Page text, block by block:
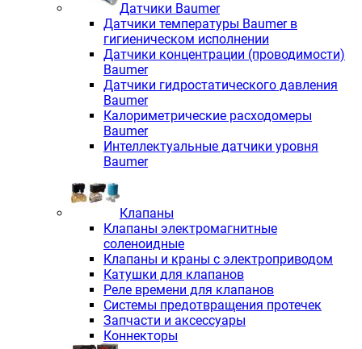
Датчики Baumer
Датчики температуры Baumer в
гигиеническом исполнении
Датчики концентрации (проводимости)
Baumer
Датчики гидростатического давления
Baumer
Калориметрические расходомеры
Baumer
Интеллектуальные датчики уровня
Baumer
Клапаны
Клапаны электромагнитные
соленоидные
Клапаны и краны с электроприводом
Катушки для клапанов
Реле времени для клапанов
Системы предотвращения протечек
Запчасти и аксессуары
Коннекторы